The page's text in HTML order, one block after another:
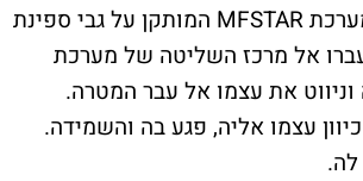
תרחיש הניסוי החל עם שיגור המטרה וכניסתה למסלול. מכ"ם המערכת MFSTAR המותקן על גבי ספינת
אל מרכז השליטה של מערכת
את עצמו אל עבר המטרה.
עצמו אליה, פגע בה והשמידה.